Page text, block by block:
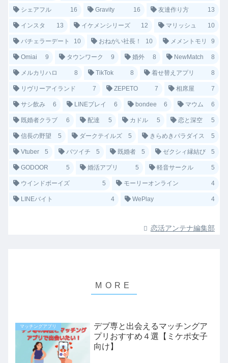
シェアフル 16 Gravity 16 友達作り方 13
インスタ 13 イケメンシリーズ 12 マリッシュ 10
バチェラーデート 10 おねがい社長！ 10 メメントモリ 9
Omiai 9 タウンワーク 9 婚外 8 NewMatch 8
メルカリハロ 8 TikTok 8 着せ替えアプリ 8
リヴリーアイランド 7 ZEPETO 7 相席屋 7
サシ飲み 6 LINEプレイ 6 bondee 6 マウム 6
既婚者クラブ 6 配達 5 カドル 5 恋と深空 5
信長の野望 5 ダークテイルズ 5 きらめきパラダイス 5
Vtuber 5 バツイチ 5 既婚者 5 ゼクシィ縁結び 5
GODOOR 5 婚活アプリ 5 軽音サークル 5
ウインドボーイズ 5 モーリーオンライン 4
LINEバイト 4 WePlay 4
恋活アンテナ編集部
マッチングアプリ
デブ専と出会えるマッチングア
プリおすすめ４選【ミケポ女子
向け】